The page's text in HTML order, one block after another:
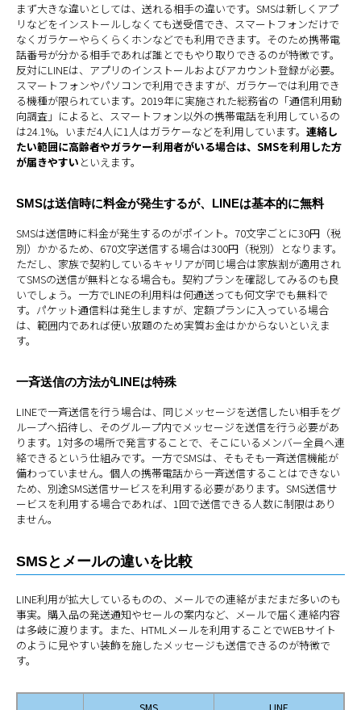
まず大きな違いとしては、送れる相手の違いです。SMSは新しくアプ
リなどをインストールしなくても送受信でき、スマートフォンだけで
なくガラケーやらくらくホンなどでも利用できます。そのため携帯電
話番号が分かる相手であれば誰とでもやり取りできるのが特徴です。
反対にLINEは、アプリのインストールおよびアカウント登録が必要。
スマートフォンやパソコンで利用できますが、ガラケーでは利用でき
る機種が限られています。2019年に実施された総務省の「通信利用動
向調査」によると、スマートフォン以外の携帯電話を利用しているの
は24.1%。いまだ4人に1人はガラケーなどを利用しています。 連絡し
たい範囲に高齢者やガラケー利用者がいる場合は、SMSを利用した方
が届きやすい といえます。
SMSは送信時に料金が発生するが、LINEは基本的に無料
SMSは送信時に料金が発生するのがポイント。70文字ごとに30円（税
別）かかるため、670文字送信する場合は300円（税別）となります。
ただし、家族で契約しているキャリアが同じ場合は家族割が適用され
てSMSの送信が無料となる場合も。契約プランを確認してみるのも良
いでしょう。一方でLINEの利用料は何通送っても何文字でも無料で
す。パケット通信料は発生しますが、定額プランに入っている場合
は、範囲内であれば使い放題のため実質お金はかからないといえま
す。
一斉送信の方法がLINEは特殊
LINEで一斉送信を行う場合は、同じメッセージを送信したい相手をグ
ループへ招待し、そのグループ内でメッセージを送信を行う必要があ
ります。1対多の場所で発言することで、そこにいるメンバー全員へ連
絡できるという仕組みです。一方でSMSは、そもそも一斉送信機能が
備わっていません。個人の携帯電話から一斉送信することはできない
ため、別途SMS送信サービスを利用する必要があります。SMS送信サ
ービスを利用する場合であれば、1回で送信できる人数に制限はあり
ません。
SMSとメールの違いを比較
LINE利用が拡大しているものの、メールでの連絡がまだまだ多いのも
事実。購入品の発送通知やセールの案内など、メールで届く連絡内容
は多岐に渡ります。また、HTMLメールを利用することでWEBサイト
のように見やすい装飾を施したメッセージも送信できるのが特徴で
す。